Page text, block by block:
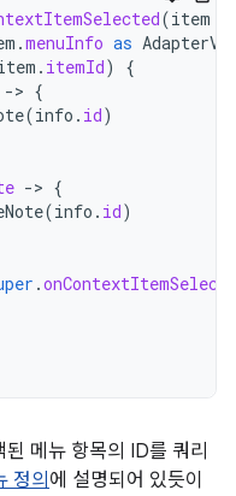
(item
.menuInfo as
. itemId)
{
-> {
(info . id)
-> {
(info . id)
.
된 메뉴 항목의 ID를 쿼리
정의 에 설명되어 있듯이